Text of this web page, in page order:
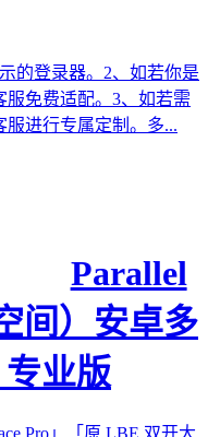
的登录器。2、如若你是
服免费适配。3、如若需
进行专属定制。多...
Parallel
间）安卓多
专业版
Pro」「原 LBE 双开大